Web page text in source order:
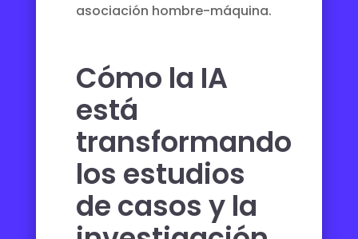
asociación hombre-máquina.
Cómo la IA
está
transformando
los estudios
de casos y la